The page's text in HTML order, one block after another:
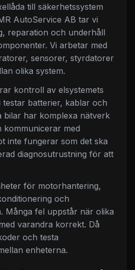
till säkerhetssystem
AutoService AB tar vi
reparation och underhåll
Vi arbetar med
sensorer, styrdatorer
olika system.
kontroll av elsystemets
batterier, kablar och
bilar har komplexa nätverk
kommunicerar med
inte fungerar som det ska
diagnosutrustning för att
för motorhantering,
och
Många fel uppstår när olika
varandra korrekt. Då
och testa
enheterna.